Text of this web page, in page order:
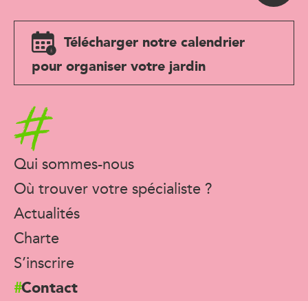
Télécharger notre calendrier
pour organiser votre jardin
Accueil
Qui sommes-nous
Où trouver votre spécialiste ?
Actualités
Charte
S’inscrire
Contact